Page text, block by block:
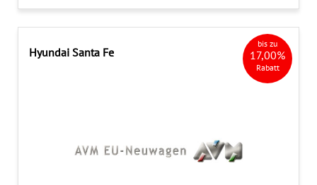
Hyundai Santa Fe
bis zu
17,00%
Rabatt